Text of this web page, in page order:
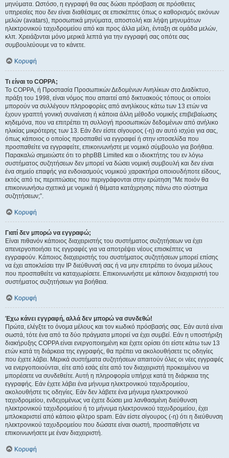
μηνύματα. Ωστόσο, η εγγραφή θα σας δώσει πρόσβαση σε πρόσθετες
υπηρεσίες που δεν είναι διαθέσιμες σε επισκέπτες όπως ο καθορισμός εικόνων
μελών (avatars), προσωπικά μηνύματα, αποστολή και λήψη μηνυμάτων
ηλεκτρονικού ταχυδρομείου από και προς άλλα μέλη, ένταξη σε ομάδα μελών,
κλπ. Χρειάζονται μόνο μερικά λεπτά για την εγγραφή σας οπότε σας
συμβουλεύουμε να το κάνετε.
Κορυφή
Τι είναι το COPPA;
Το COPPA, ή Προστασία Προσωπικών Δεδομένων Ανηλίκων στο Διαδίκτυο,
πράξη του 1998, είναι νόμος που απαιτεί από δικτυακούς τόπους οι οποίοι
μπορούν να συλλέγουν πληροφορίες από ανηλίκους κάτω των 13 ετών να
έχουν γραπτή γονική συναίνεση ή κάποια άλλη μέθοδο νομικής επιβεβαίωσης
κηδεμόνα, που να επιτρέπει τη συλλογή προσωπικών δεδομένων από ανήλικο
ηλικίας μικρότερης των 13. Εάν δεν είστε σίγουρος (-η) αν αυτό ισχύει για σας,
όπως κάποιος ο οποίος προσπαθεί να εγγραφεί ή στην ιστοσελίδα που
προσπαθείτε να εγγραφείτε, επικοινωνήστε με νομικό σύμβουλο για βοήθεια.
Παρακαλώ σημειώστε ότι το phpBB Limited και ο ιδιοκτήτης του εν λόγω
συστήματος συζητήσεων δεν μπορεί να δώσει νομική συμβουλή και δεν είναι
ένα σημείο επαφής για ενδοιασμούς νομικού χαρακτήρα οποιουδήποτε είδους,
εκτός από τις περιπτώσεις που περιγράφονται στην ερώτηση “Με ποιόν θα
επικοινωνήσω σχετικά με νομικά ή θέματα κατάχρησης πάνω στο σύστημα
συζητήσεων;”.
Κορυφή
Γιατί δεν μπορώ να εγγραφώ;
Είναι πιθανόν κάποιος διαχειριστής του συστήματος συζητήσεων να έχει
απενεργοποιήσει τις εγγραφές για να αποτρέψει νέους επισκέπτες να
εγγραφούν. Κάποιος διαχειριστής του συστήματος συζητήσεων μπορεί επίσης
να έχει αποκλείσει την IP διεύθυνσή σας ή να μην επιτρέπει το όνομα μέλους
που προσπαθείτε να καταχωρίσετε. Επικοινωνήστε με κάποιον διαχειριστή του
συστήματος συζητήσεων για βοήθεια.
Κορυφή
Έχω κάνει εγγραφή, αλλά δεν μπορώ να συνδεθώ!
Πρώτα, ελέγξτε το όνομα μέλους και τον κωδικό πρόσβασής σας. Εάν αυτά είναι
σωστά, τότε ένα από τα δύο πράγματα μπορεί να έχει συμβεί. Εάν η υποστήριξη
διακήρυξης COPPA είναι ενεργοποιημένη και έχετε ορίσει ότι είστε κάτω των 13
ετών κατά τη διάρκεια της εγγραφής, θα πρέπει να ακολουθήσετε τις οδηγίες
που έχετε λάβει. Μερικά συστήματα συζητήσεων απαιτούν όλες οι νέες εγγραφές
να ενεργοποιούνται, είτε από εσάς είτε από τον διαχειριστή προκειμένου να
μπορέσετε να συνδεθείτε. Αυτή η πληροφορία υπήρχε κατά τη διάρκεια της
εγγραφής. Εάν έχετε λάβει ένα μήνυμα ηλεκτρονικού ταχυδρομείου,
ακολουθήστε τις οδηγίες. Εάν δεν λάβετε ένα μήνυμα ηλεκτρονικού
ταχυδρομείου, ενδεχομένως να έχετε δώσει μια λανθασμένη διεύθυνση
ηλεκτρονικού ταχυδρομείου ή το μήνυμα ηλεκτρονικού ταχυδρομείου, έχει
μπλοκαριστεί από κάποιο φίλτρο spam. Εάν είστε σίγουρος (-η) ότι η διεύθυνση
ηλεκτρονικού ταχυδρομείου που δώσατε είναι σωστή, προσπαθήστε να
επικοινωνήσετε με έναν διαχειριστή.
Κορυφή